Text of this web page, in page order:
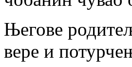
Његове
вере и